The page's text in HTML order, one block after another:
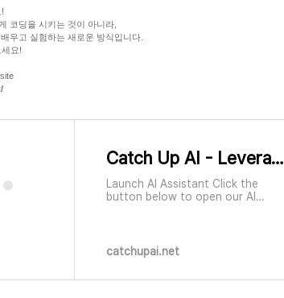
코딩을 시키는 것이 아니라,
우고 실험하는 새로운 방식입니다.
요!
Catch Up AI - Leveraging AI for Business Productivity
Launch AI Assistant Click the
button below to open our AI
catchupai.net